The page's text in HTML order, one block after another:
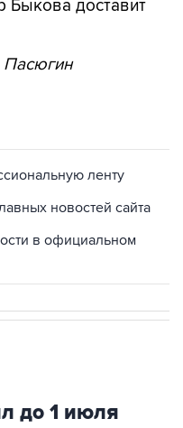
новостей сайта
в официальном
до 1 июля
и
2, Евро 3,